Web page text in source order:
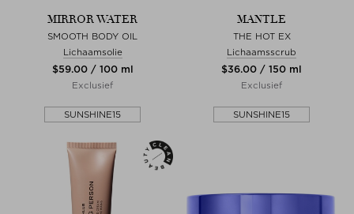
MIRROR WATER
SMOOTH BODY OIL
Lichaamsolie
$‌59.00 / 100 ml
Exclusief
SUNSHINE15
MANTLE
THE HOT EX
Lichaamsscrub
$‌36.00 / 150 ml
Exclusief
SUNSHINE15